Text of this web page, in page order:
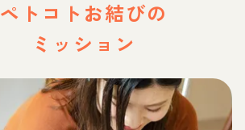
ペトコトお結びの
ミッション